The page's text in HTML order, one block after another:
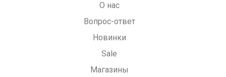
О нас
Вопрос-ответ
Новинки
Sale
Магазины